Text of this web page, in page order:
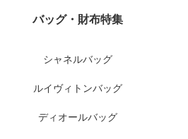
バッグ・財布特集
シャネルバッグ
ルイヴィトンバッグ
ディオールバッグ